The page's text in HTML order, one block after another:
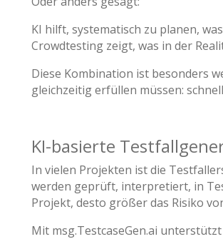
KI hilft, systematisch zu planen,
Crowdtesting zeigt, was in der
Diese Kombination ist besonders
gleichzeitig erfüllen müssen:
KI-basierte
In vielen Projekten ist die
werden geprüft, interpretiert, in
Projekt, desto größer das Risiko
Mit msg.TestcaseGen.ai